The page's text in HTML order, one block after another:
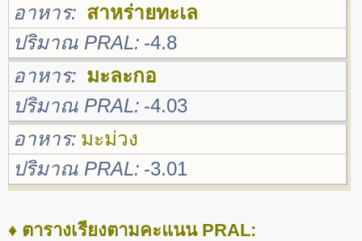
อาหาร
สาหร่ายทะเล
ปริมาณ PRAL -4.8
อาหาร
มะละกอ
ปริมาณ PRAL -4.03
อาหาร มะม่วง
ปริมาณ PRAL -3.01
♦ ตารางเรียงตามคะแนน PRAL: